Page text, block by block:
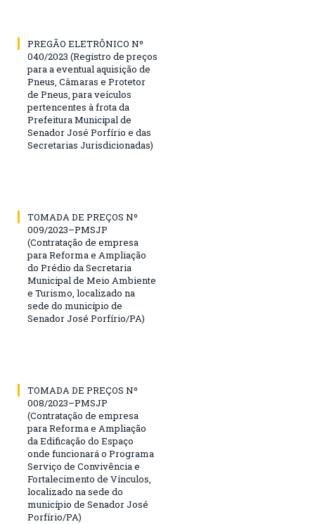
PREGÃO ELETRÔNICO Nº
040/2023 (Registro de preços
para a eventual aquisição de
Pneus, Câmaras e Protetor
de Pneus, para veículos
pertencentes à frota da
Prefeitura Municipal de
Senador José Porfírio e das
Secretarias Jurisdicionadas)
TOMADA DE PREÇOS Nº
009/2023–PMSJP
(Contratação de empresa
para Reforma e Ampliação
do Prédio da Secretaria
Municipal de Meio Ambiente
e Turismo, localizado na
sede do município de
Senador José Porfírio/PA)
TOMADA DE PREÇOS Nº
008/2023–PMSJP
(Contratação de empresa
para Reforma e Ampliação
da Edificação do Espaço
onde funcionará o Programa
Serviço de Convivência e
Fortalecimento de Vínculos,
localizado na sede do
município de Senador José
Porfírio/PA)